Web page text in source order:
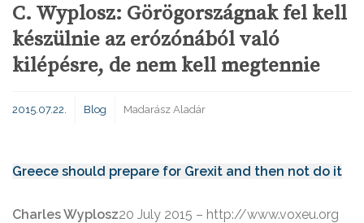
C. Wyplosz: Görögországnak fel kell
készülnie az erózónából való
kilépésre, de nem kell megtennie
2015.07.22. Blog Madarász Aladár
Greece should prepare for Grexit and then not do it
Charles Wyplosz20 July 2015 – http://www.voxeu.org